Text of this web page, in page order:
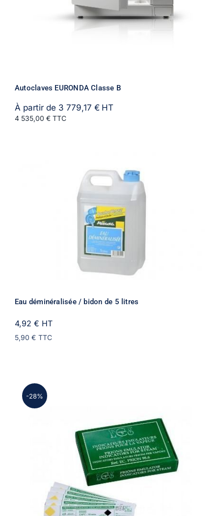
Autoclaves EURONDA Classe B
À partir de 3 779,17 € HT
4 535,00 € TTC
Eau déminéralisée / bidon de 5 litres
4,92 € HT
5,90 € TTC
-28%